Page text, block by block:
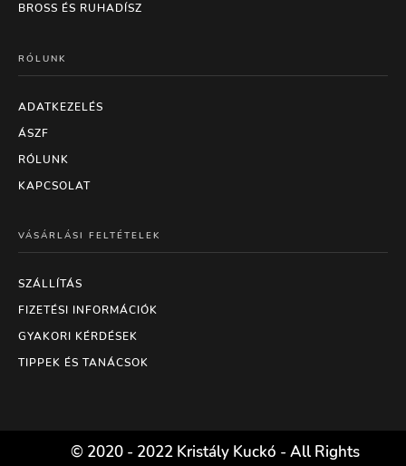
BROSS ÉS RUHADÍSZ
RÓLUNK
ADATKEZELÉS
ÁSZF
RÓLUNK
KAPCSOLAT
VÁSÁRLÁSI FELTÉTELEK
SZÁLLÍTÁS
FIZETÉSI INFORMÁCIÓK
GYAKORI KÉRDÉSEK
TIPPEK ÉS TANÁCSOK
© 2020 - 2022 Kristály Kuckó - All Rights